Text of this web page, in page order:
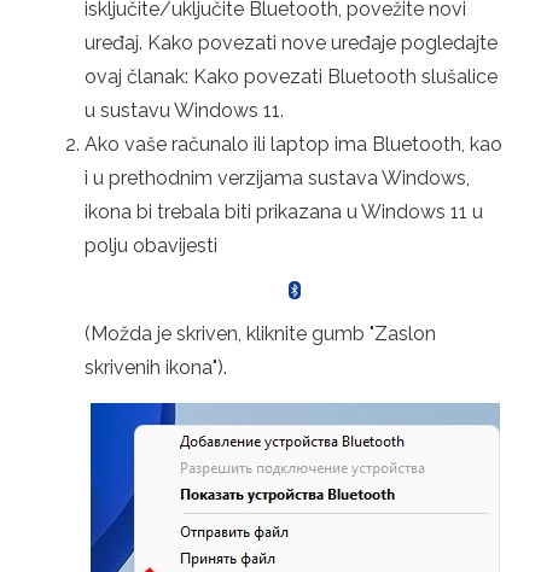
isključite/uključite Bluetooth, povežite novi
uređaj. Kako povezati nove uređaje pogledajte
ovaj članak: Kako povezati Bluetooth slušalice
u sustavu Windows 11.
Ako vaše računalo ili laptop ima Bluetooth, kao
i u prethodnim verzijama sustava Windows,
ikona bi trebala biti prikazana u Windows 11 u
polju obavijesti
(Možda je skriven, kliknite gumb "Zaslon
skrivenih ikona").